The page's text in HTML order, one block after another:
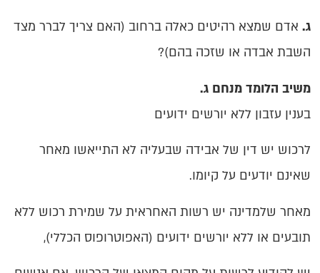
ג.אדם שמצא רהיטים כאלה ברחוב (האם צריך לברר מצד
השבת אבדה או שזכה בהם)?
משיב הלומד מנחם ג.
בענין עזבון ללא יורשים ידועים
לרכוש יש דין של אבידה שבעליה לא התייאשו מאחר
שאינם יודעים על קיומו.
מאחר שלמדינה יש רשות האחראית על שמירת רכוש ללא
תובעים או ללא יורשים ידועים (האפוטרופוס הכללי),